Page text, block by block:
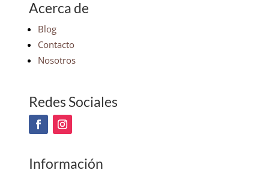
Acerca de
Blog
Contacto
Nosotros
Redes Sociales
Información